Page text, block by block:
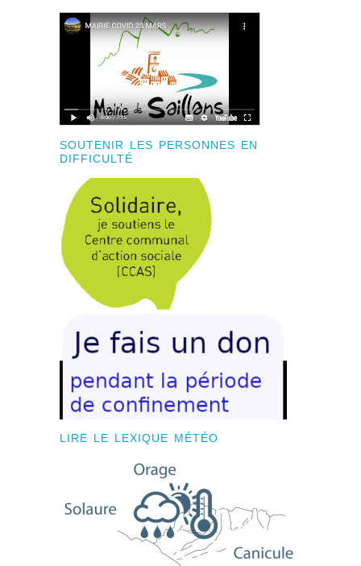
SOUTENIR LES PERSONNES EN
DIFFICULTÉ
LIRE LE LEXIQUE MÉTÉO